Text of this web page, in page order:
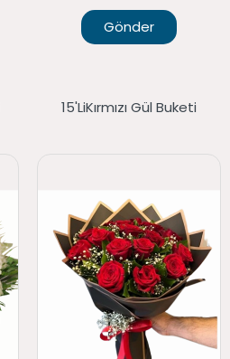
Gönder
15'liKırmızı Gül Buketi